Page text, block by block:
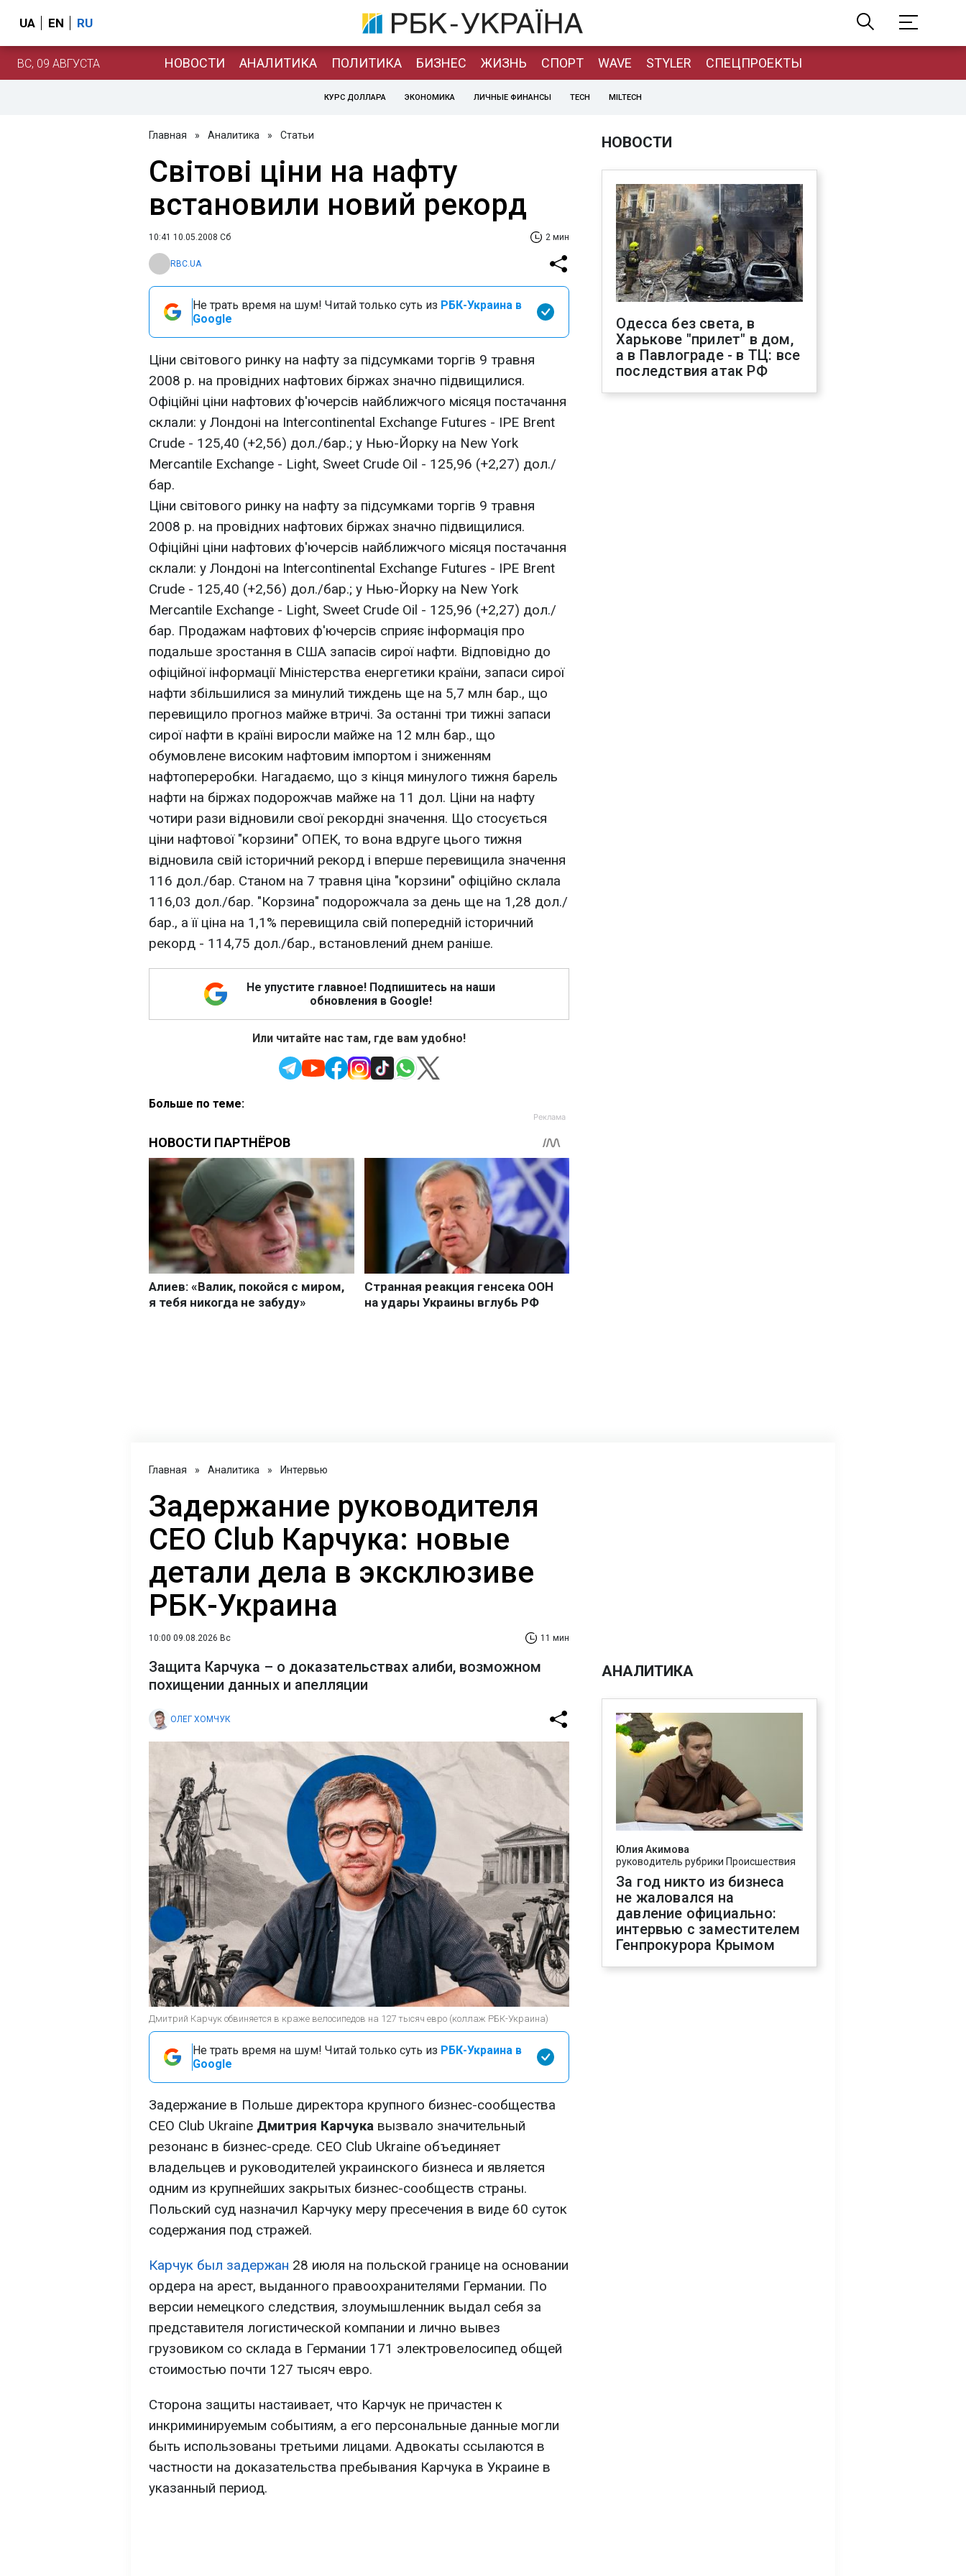
UA EN RU
ВС, 09 АВГУСТА НОВОСТИ АНАЛИТИКА ПОЛИТИКА БИЗНЕС ЖИЗНЬ СПОРТ WAVE STYLER СПЕЦПРОЕКТЫ
КУРС ДОЛЛАРА ЭКОНОМИКА ЛИЧНЫЕ ФИНАНСЫ TECH MILTECH
Главная » Аналитика » Статьи
Світові ціни на нафту
встановили новий рекорд
10:41 10.05.2008 Сб 2 мин
RBC.UA
Не трать время на шум! Читай только суть из РБК-Украина в
Google
Ціни світового ринку на нафту за підсумками торгів 9 травня
2008 р. на провідних нафтових біржах значно підвищилися.
Офіційні ціни нафтових ф'ючерсів найближчого місяця постачання
склали: у Лондоні на Intercontinental Exchange Futures - IPE Brent
Crude - 125,40 (+2,56) дол./бар.; у Нью-Йорку на New York
Mercantile Exchange - Light, Sweet Crude Oil - 125,96 (+2,27) дол./
бар.
Ціни світового ринку на нафту за підсумками торгів 9 травня
2008 р. на провідних нафтових біржах значно підвищилися.
Офіційні ціни нафтових ф'ючерсів найближчого місяця постачання
склали: у Лондоні на Intercontinental Exchange Futures - IPE Brent
Crude - 125,40 (+2,56) дол./бар.; у Нью-Йорку на New York
Mercantile Exchange - Light, Sweet Crude Oil - 125,96 (+2,27) дол./
бар. Продажам нафтових ф'ючерсів сприяє інформація про
подальше зростання в США запасів сирої нафти. Відповідно до
офіційної інформації Міністерства енергетики країни, запаси сирої
нафти збільшилися за минулий тиждень ще на 5,7 млн бар., що
перевищило прогноз майже втричі. За останні три тижні запаси
сирої нафти в країні виросли майже на 12 млн бар., що
обумовлене високим нафтовим імпортом і зниженням
нафтопереробки. Нагадаємо, що з кінця минулого тижня барель
нафти на біржах подорожчав майже на 11 дол. Ціни на нафту
чотири рази відновили свої рекордні значення. Що стосується
ціни нафтової "корзини" ОПЕК, то вона вдруге цього тижня
відновила свій історичний рекорд і вперше перевищила значення
116 дол./бар. Станом на 7 травня ціна "корзини" офіційно склала
116,03 дол./бар. "Корзина" подорожчала за день ще на 1,28 дол./
бар., а її ціна на 1,1% перевищила свій попередній історичний
рекорд - 114,75 дол./бар., встановлений днем раніше.
Не упустите главное! Подпишитесь на наши
обновления в Google!
Или читайте нас там, где вам удобно!
Больше по теме:
НОВОСТИ
Одесса без света, в
Харькове "прилет" в дом,
а в Павлограде - в ТЦ: все
последствия атак РФ
Главная » Аналитика » Интервью
Задержание руководителя
CEO Club Карчука: новые
детали дела в эксклюзиве
РБК-Украина
10:00 09.08.2026 Вс 11 мин
Защита Карчука – о доказательствах алиби, возможном
похищении данных и апелляции
ОЛЕГ ХОМЧУК
Дмитрий Карчук обвиняется в краже велосипедов на 127 тысяч евро (коллаж РБК-Украина)
Не трать время на шум! Читай только суть из РБК-Украина в
Google
Задержание в Польше директора крупного бизнес-сообщества
CEO Club Ukraine Дмитрия Карчука вызвало значительный
резонанс в бизнес-среде. CEO Club Ukraine объединяет
владельцев и руководителей украинского бизнеса и является
одним из крупнейших закрытых бизнес-сообществ страны.
Польский суд назначил Карчуку меру пресечения в виде 60 суток
содержания под стражей.
Карчук был задержан 28 июля на польской границе на основании
ордера на арест, выданного правоохранителями Германии. По
версии немецкого следствия, злоумышленник выдал себя за
представителя логистической компании и лично вывез
грузовиком со склада в Германии 171 электровелосипед общей
стоимостью почти 127 тысяч евро.
Сторона защиты настаивает, что Карчук не причастен к
инкриминируемым событиям, а его персональные данные могли
быть использованы третьими лицами. Адвокаты ссылаются в
частности на доказательства пребывания Карчука в Украине в
указанный период.
АНАЛИТИКА
Юлия Акимова
руководитель рубрики Происшествия
За год никто из бизнеса
не жаловался на
давление официально:
интервью с заместителем
Генпрокурора Крымом